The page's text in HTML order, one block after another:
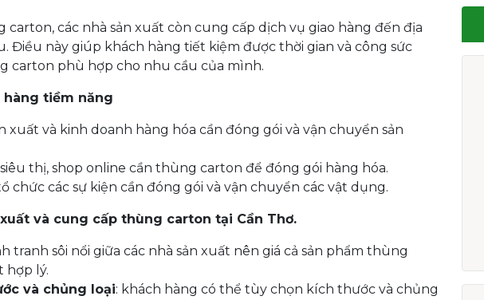
carton, các nhà sản xuất còn cung cấp dịch vụ giao hàng đến địa
Điều này giúp khách hàng tiết kiệm được thời gian và công sức
carton phù hợp cho nhu cầu của mình.
hàng tiềm năng
xuất và kinh doanh hàng hóa cần đóng gói và vận chuyển sản
thị, shop online cần thùng carton để đóng gói hàng hóa.
chức các sự kiện cần đóng gói và vận chuyển các vật dụng.
và cung cấp thùng carton tại Cần Thơ.
tranh sôi nổi giữa các nhà sản xuất nên giá cả sản phẩm thùng
hợp lý.
và chủng loại: khách hàng có thể tùy chọn kích thước và chủng